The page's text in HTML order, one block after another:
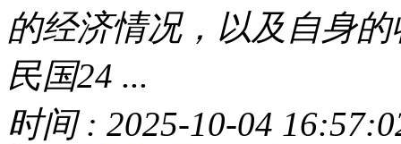
的经济情况，以及自身
民国24 ...
时间 : 2025-10-04